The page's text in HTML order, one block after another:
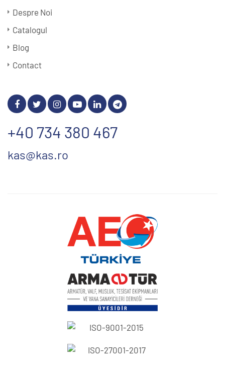
Despre Noi
Catalogul
Blog
Contact
+40 734 380 467
kas@kas.ro